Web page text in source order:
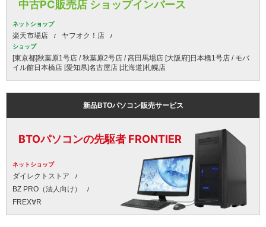
中古PC販売店 ショップインバース
ネットショップ
楽天市場店 ヤフオク！店
ショップ
[東京都]秋葉原1号店 / 秋葉原2号店 / 高田馬場店 [大阪府]日本橋1号店 / モバ
イル館日本橋店 [愛知県]名古屋店 [北海道]札幌店
新品BTOパソコン販売サービス
BTOパソコンの先駆者 FRONTIER
ネットショップ
ダイレクトストア
BZ PRO（法人向け）
FREX∀R